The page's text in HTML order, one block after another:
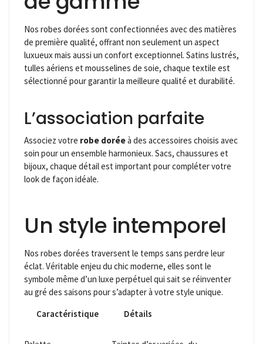
Nos robes dorées sont confectionnées avec des matières
de première qualité, offrant non seulement un aspect
luxueux mais aussi un confort exceptionnel. Satins lustrés,
tulles aériens et mousselines de soie, chaque textile est
sélectionné pour garantir la meilleure qualité et durabilité.
L’association parfaite
Associez votre robe doréeà des accessoires choisis avec
soin pour un ensemble harmonieux. Sacs, chaussures et
bijoux, chaque détail est important pour compléter votre
look de façon idéale.
Un style intemporel
Nos robes dorées traversent le temps sans perdre leur
éclat. Véritable enjeu du chic moderne, elles sont le
symbole même d’un luxe perpétuel qui sait se réinventer
au gré des saisons pour s’adapter à votre style unique.
Caractéristique
Détails